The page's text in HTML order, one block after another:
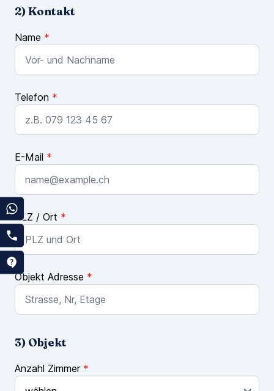
2) Kontakt
Name *
Telefon *
E-Mail *
PLZ / Ort *
Objekt Adresse *
3) Objekt
Anzahl Zimmer *